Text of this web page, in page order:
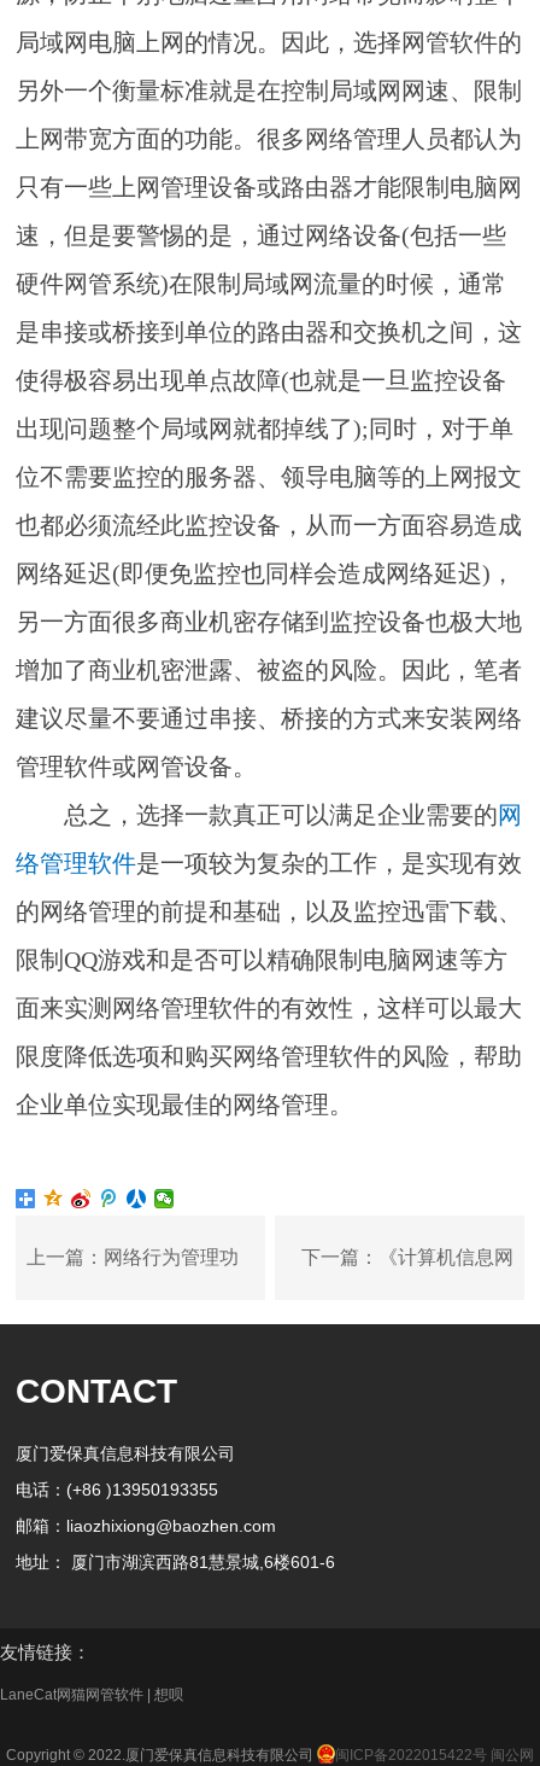
局域网电脑上网的情况。因此，选择网管软件的
另外一个衡量标准就是在控制局域网网速、限制
上网带宽方面的功能。很多网络管理人员都认为
只有一些上网管理设备或路由器才能限制电脑网
速，但是要警惕的是，通过网络设备(包括一些
硬件网管系统)在限制局域网流量的时候，通常
是串接或桥接到单位的路由器和交换机之间，这
使得极容易出现单点故障(也就是一旦监控设备
出现问题整个局域网就都掉线了);同时，对于单
位不需要监控的服务器、领导电脑等的上网报文
也都必须流经此监控设备，从而一方面容易造成
网络延迟(即便免监控也同样会造成网络延迟)，
另一方面很多商业机密存储到监控设备也极大地
增加了商业机密泄露、被盗的风险。因此，笔者
建议尽量不要通过串接、桥接的方式来安装网络
管理软件或网管设备。
总之，选择一款真正可以满足企业需要的网
络管理软件是一项较为复杂的工作，是实现有效
的网络管理的前提和基础，以及监控迅雷下载、
限制QQ游戏和是否可以精确限制电脑网速等方
面来实测网络管理软件的有效性，这样可以最大
限度降低选项和购买网络管理软件的风险，帮助
企业单位实现最佳的网络管理。
上一篇：网络行为管理功 下一篇：《计算机信息网
CONTACT
厦门爱保真信息科技有限公司
电话：(+86 )13950193355
邮箱：liaozhixiong@baozhen.com
地址： 厦门市湖滨西路81慧景城,6楼601-6
友情链接：
LaneCat网猫网管软件 想呗
Copyright © 2022.厦门爱保真信息科技有限公司 闽ICP备2022015422号 闽公网